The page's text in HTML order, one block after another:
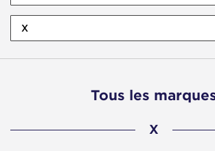
X
Tous les
X